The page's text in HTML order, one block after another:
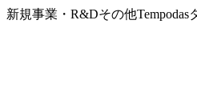
新規事業・R&Dその他